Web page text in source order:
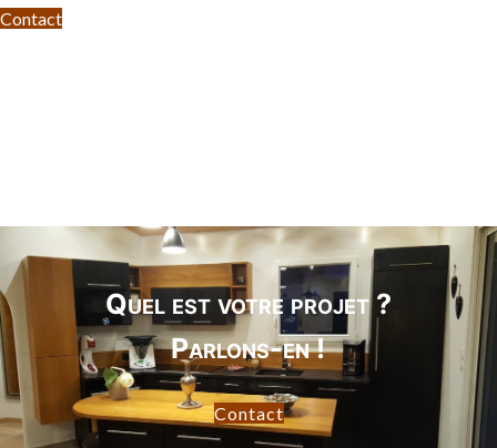
Contact
Quel est votre projet ?
Parlons-en !
Contact